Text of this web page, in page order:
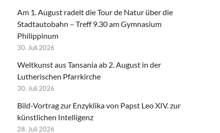
Am 1. August radelt die Tour de Natur über die
Stadtautobahn – Treff 9.30 am Gymnasium
Philippinum
30. Juli 2026
Weltkunst aus Tansania ab 2. August in der
Lutherischen Pfarrkirche
30. Juli 2026
Bild-Vortrag zur Enzyklika von Papst Leo XIV. zur
künstlichen Intelligenz
28. Juli 2026